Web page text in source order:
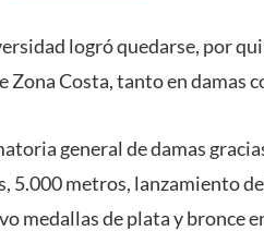
logró quedarse, por
Costa, tanto en damas
general de damas
5.000 metros, lanzamiento
medallas de plata y bronce